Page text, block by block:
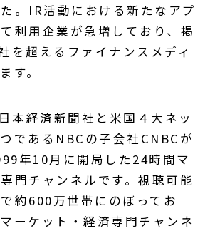
。IR活動における新たなアプ
利用企業が急増しており、掲
を超えるファイナンスメディ
す。
本経済新聞社と米国４大ネッ
であるNBCの子会社CNBCが
年10月に開局した24時間マ
門チャンネルです。視聴可能
約600万世帯にのぼってお
ーケット・経済専門チャンネ